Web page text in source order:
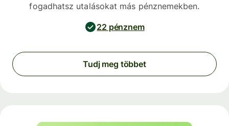
fogadhatsz utalásokat más pénznemekben.
22 pénznem
Tudj meg többet